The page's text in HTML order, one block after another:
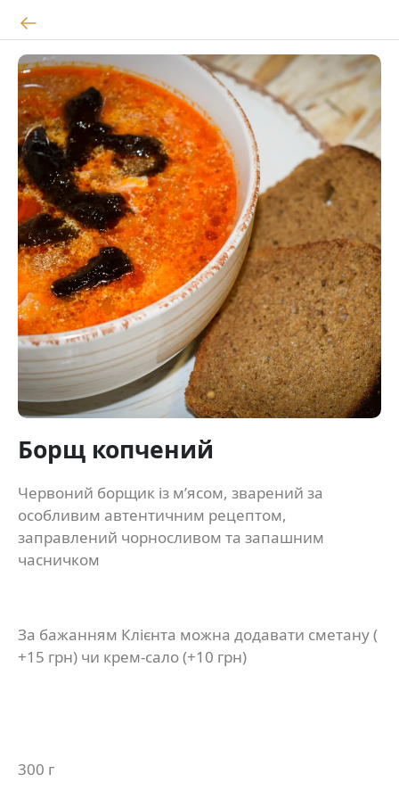
Борщ копчений
Червоний борщик із м’ясом, зварений за
особливим автентичним рецептом,
заправлений чорносливом та запашним
часничком
За бажанням Клієнта можна додавати сметану (
+15 грн) чи крем-сало (+10 грн)
300 г